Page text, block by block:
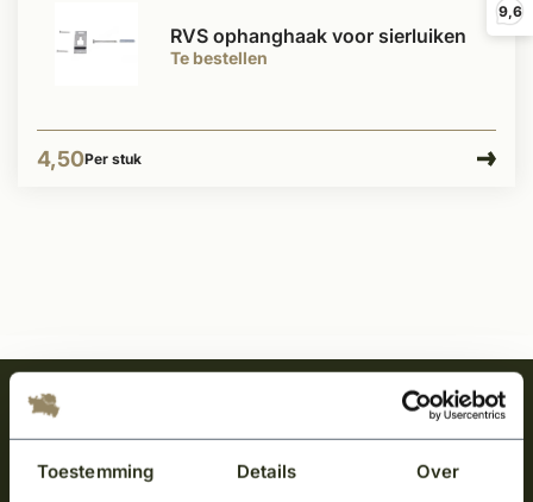
Toestemming Details Over
9,6
Te bestellen
RVS ophanghaak voor sierluiken
4,50Per stuk
Meld je aan en ontvang het laatste nieuws
over onze kempische bouwstijl!
Aanmelden voor de nieuwsbrief